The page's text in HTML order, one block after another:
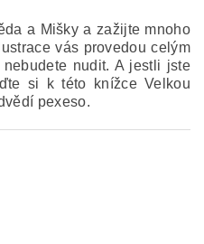
a Mišky a zažijte mnoho
vás provedou celým
nudit. A jestli jste
si k této knížce Velkou
pexeso.